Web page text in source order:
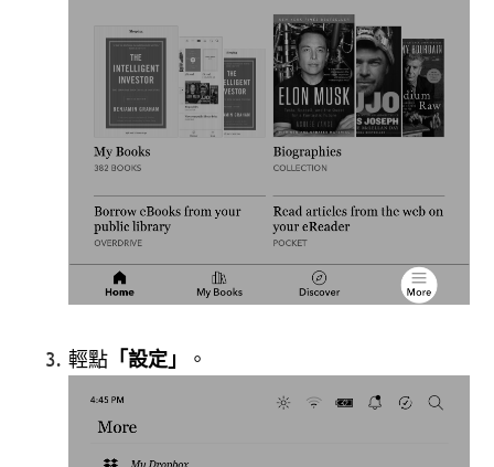
輕點 「設定」 。